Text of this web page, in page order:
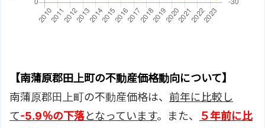
【南蒲原郡田上町の不動産価格動向について】
南蒲原郡田上町の不動産価格は、 前年に比較し
て-5.9％の下落となっています。また、 ５年前に比